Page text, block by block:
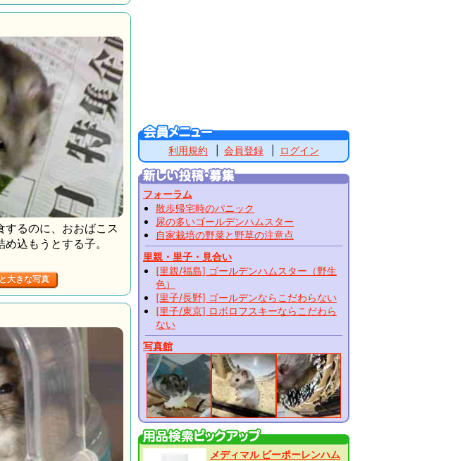
るのに、おおばこス
込もうとする子。
大きな写真
利用規約 会員登録 ログイン
フォーラム
散歩帰宅時のパニック
尿の多いゴールデンハムスター
自家栽培の野菜と野草の注意点
里親・里子・見合い
[里親/福島] ゴールデンハムスター（野生
色）
[里子/長野] ゴールデンならこだわらない
[里子/東京] ロボロフスキーならこだわら
ない
写真館
メディマル ビーポーレンハム